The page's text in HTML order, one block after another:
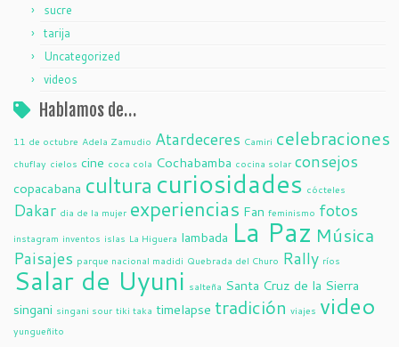
sucre
tarija
Uncategorized
videos
Hablamos de…
11 de octubre Adela Zamudio Atardeceres Camiri celebraciones
chuflay cielos cine coca cola Cochabamba cocina solar consejos
copacabana cultura curiosidades cócteles
Dakar dia de la mujer experiencias Fan feminismo fotos
instagram inventos islas La Higuera lambada La Paz Música
Paisajes parque nacional madidi Quebrada del Churo Rally ríos
Salar de Uyuni salteña Santa Cruz de la Sierra
singani singani sour tiki taka timelapse tradición viajes video
yungueñito